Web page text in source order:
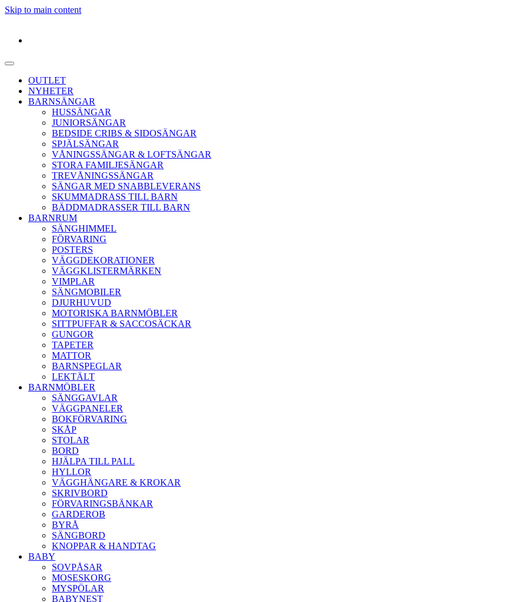
Skip to main content
OUTLET
NYHETER
BARNSÄNGAR
HUSSÄNGAR
JUNIORSÄNGAR
BEDSIDE CRIBS & SIDOSÄNGAR
SPJÄLSÄNGAR
VÅNINGSSÄNGAR & LOFTSÄNGAR
STORA FAMILJESÄNGAR
TREVÅNINGSSÄNGAR
SÄNGAR MED SNABBLEVERANS
SKUMMADRASS TILL BARN
BÄDDMADRASSER TILL BARN
BARNRUM
SÄNGHIMMEL
FÖRVARING
POSTERS
VÄGGDEKORATIONER
VÄGGKLISTERMÄRKEN
VIMPLAR
SÄNGMOBILER
DJURHUVUD
MOTORISKA BARNMÖBLER
SITTPUFFAR & SACCOSÄCKAR
GUNGOR
TAPETER
MATTOR
BARNSPEGLAR
LEKTÄLT
BARNMÖBLER
SÄNGGAVLAR
VÄGGPANELER
BOKFÖRVARING
SKÅP
STOLAR
BORD
HJÄLPA TILL PALL
HYLLOR
VÄGGHÄNGARE & KROKAR
SKRIVBORD
FÖRVARINGSBÄNKAR
GARDEROB
BYRÅ
SÄNGBORD
KNOPPAR & HANDTAG
BABY
SOVPÅSAR
MOSESKORG
MYSPÖLAR
BABYNEST